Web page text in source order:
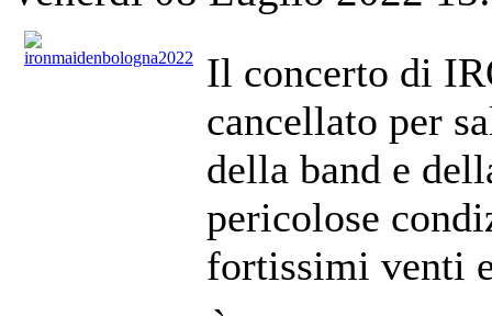
Il concerto di
cancellato per
della band e
pericolose
fortissimi venti